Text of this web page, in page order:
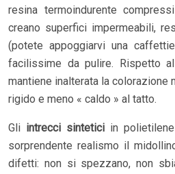
resina termoindurente
creano superfici impermeabili,
(potete appoggiarvi una
facilissime da pulire. Rispetto
mantiene inalterata la colorazione
rigido e meno « caldo » al tatto.
Gli intrecci sinteticiin polietilene
sorprendente realismo il
difetti: non si spezzano, non